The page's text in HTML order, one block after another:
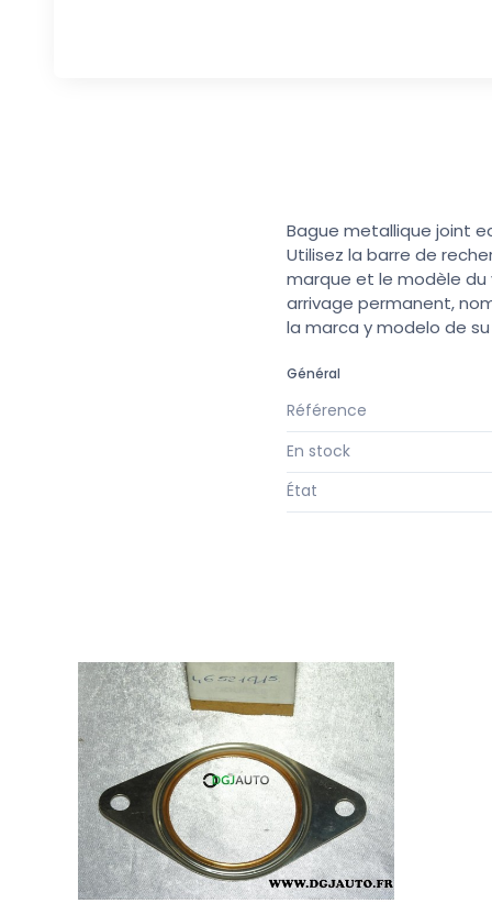
Bague metallique joint
Utilisez la barre de
marque et le modèle du
arrivage permanent,
la marca y modelo de
Général
Référence
En stock
État